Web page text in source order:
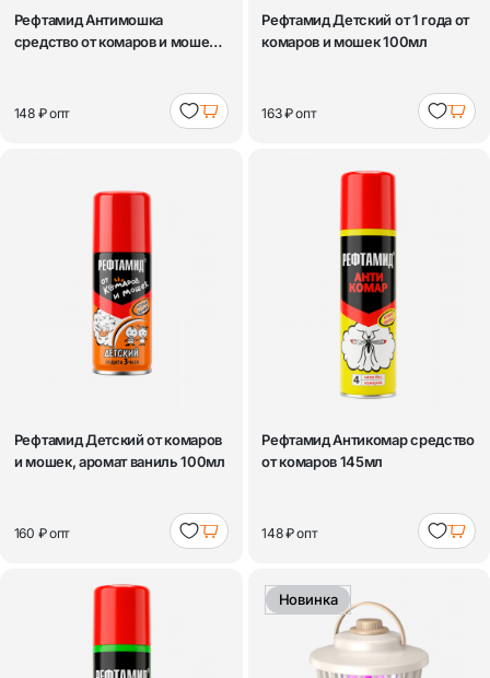
Рефтамид Антимошка
средство от комаров и мошек
148 ₽опт
Рефтамид Детский от 1 года от
комаров и мошек 100мл
163 ₽опт
Рефтамид Детский от комаров
и мошек, аромат ваниль 100мл
160 ₽опт
Рефтамид Антикомар средство
от комаров 145мл
148 ₽опт
Новинка